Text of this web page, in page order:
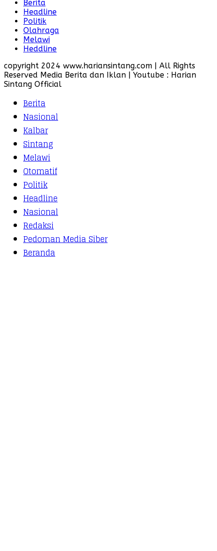
Berita
Headline
Politik
Olahraga
Melawi
Heddline
copyright 2024 www.hariansintang.com | All Rights
Reserved Media Berita dan Iklan | Youtube : Harian
Sintang Official
Berita
Nasional
Kalbar
Sintang
Melawi
Otomatif
Politik
Headline
Nasional
Redaksi
Pedoman Media Siber
Beranda